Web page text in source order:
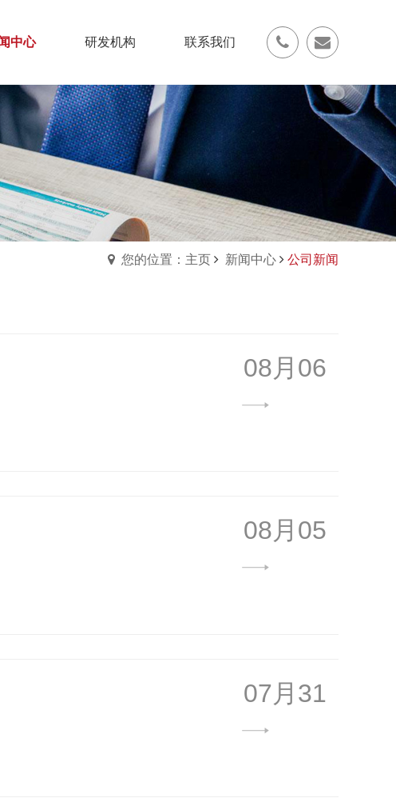
中心 研发机构 联系我们
您的位置：主页 新闻中心 公司新闻
08月06
08月05
07月31